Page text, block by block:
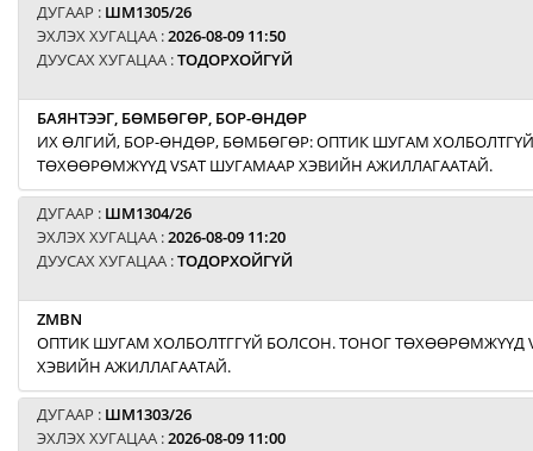
ДУГААР : ШМ1305/26
ЭХЛЭХ ХУГАЦАА :2026-08-09 11:50
ДУУСАХ ХУГАЦАА :ТОДОРХОЙГҮЙ
БАЯНТЭЭГ, БӨМБӨГӨР, БОР-ӨНДӨР
ИХ ӨЛГИЙ, БОР-ӨНДӨР, БӨМБӨГӨР: ОПТИК ШУГАМ
ТӨХӨӨРӨМЖҮҮД VSAT ШУГАМААР ХЭВИЙН АЖИЛЛАГААТАЙ.
ДУГААР : ШМ1304/26
ЭХЛЭХ ХУГАЦАА :2026-08-09 11:20
ДУУСАХ ХУГАЦАА :ТОДОРХОЙГҮЙ
ZMBN
ОПТИК ШУГАМ ХОЛБОЛТГГҮЙ БОЛСОН. ТОНОГ ТӨХӨӨРӨМЖҮҮД
ХЭВИЙН АЖИЛЛАГААТАЙ.
ДУГААР : ШМ1303/26
ЭХЛЭХ ХУГАЦАА :2026-08-09 11:00